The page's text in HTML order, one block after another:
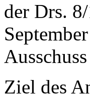
der Drs.
Ziel des